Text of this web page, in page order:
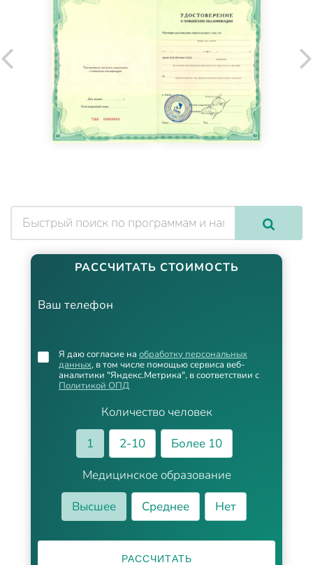
РАССЧИТАТЬ СТОИМОСТЬ
Ваш телефон
Количество человек
1
2-10
Более 10
Медицинское образование
Высшее
Среднее Нет
Я даю согласие на обработку персональных
данных, в том числе помощью сервиса веб-
аналитики "Яндекс.Метрика", в соответствии с
Политикой ОПД
РАССЧИТАТЬ